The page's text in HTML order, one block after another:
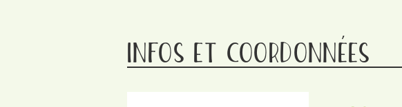
INFOS ET COORDONNÉES